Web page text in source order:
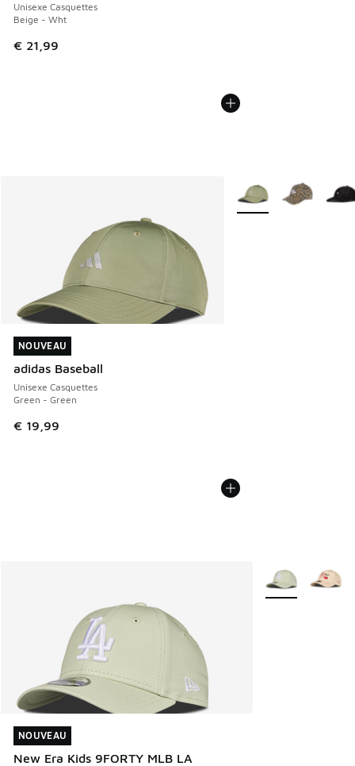
Unisexe Casquettes
Beige - Wht
€ 21,99
NOUVEAU
adidas Baseball
Unisexe Casquettes
Green - Green
€ 19,99
NOUVEAU
Plus de couleurs
NOUVEAU
New Era Kids 9FORTY MLB LA
NOUVEAU
Plus de couleurs